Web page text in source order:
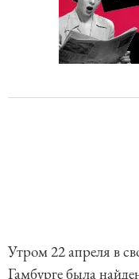
Утром 22 апреля в
Гамбурге была